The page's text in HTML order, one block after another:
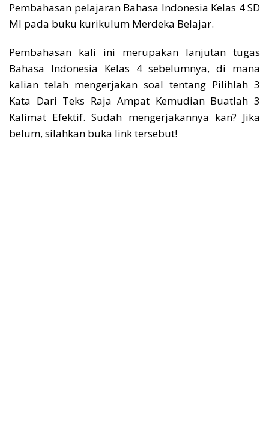
Pembahasan pelajaran Bahasa Indonesia Kelas 4 SD
MI pada buku kurikulum Merdeka Belajar.
Pembahasan kali ini merupakan lanjutan tugas
Bahasa Indonesia Kelas 4 sebelumnya, di mana
kalian telah mengerjakan soal tentang Pilihlah 3
Kata Dari Teks Raja Ampat Kemudian Buatlah 3
Kalimat Efektif. Sudah mengerjakannya kan? Jika
belum, silahkan buka link tersebut!